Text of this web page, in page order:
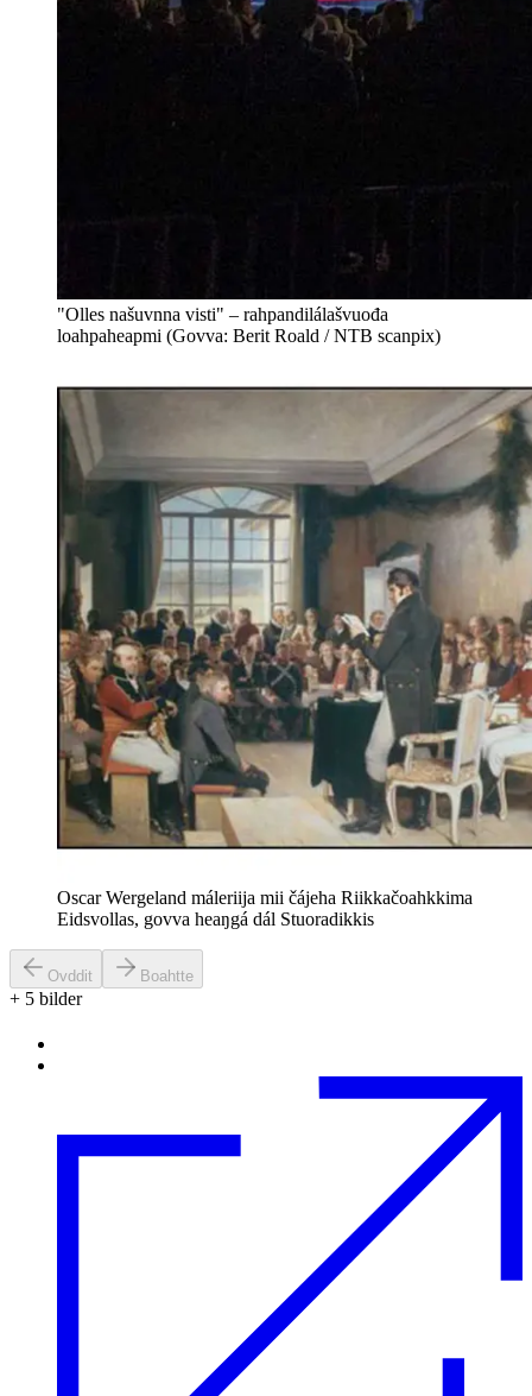
"Olles našuvnna visti" – rahpandilálašvuođa
loahpaheapmi (Govva: Berit Roald / NTB scanpix)
Oscar Wergeland máleriija mii čájeha Riikkačoahkkima
Eidsvollas, govva heaŋgá dál Stuoradikkis
Ovddit Boahtte
+ 5 bilder